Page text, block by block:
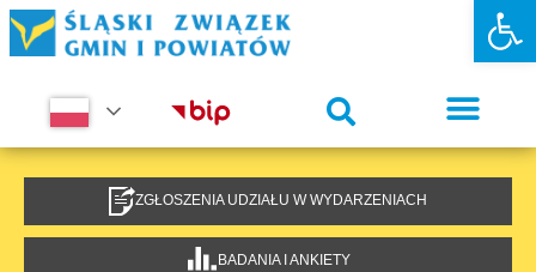
ZGŁOSZENIA UDZIAŁU W WYDARZENIACH
BADANIA I ANKIETY